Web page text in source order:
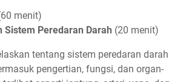
menit)
Sistem Peredaran Darah (20 menit)
tentang sistem peredaran darah
pengertian, fungsi, dan organ-